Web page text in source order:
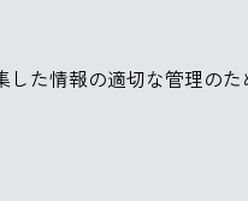
た情報の適切な管理の